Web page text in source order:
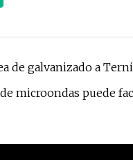
de galvanizado a
microondas puede